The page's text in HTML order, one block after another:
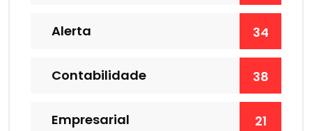
Alerta 34
Contabilidade 38
Empresarial 21